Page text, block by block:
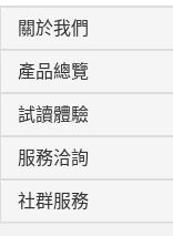
關於我們
產品總覽
試讀體驗
服務洽詢
社群服務